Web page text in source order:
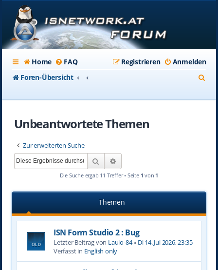
Home FAQ Anmelden
Registrieren
Foren-Übersicht
Unbeantwortete Themen
Zur erweiterten Suche
Suche
Die Suche ergab 11 Treffer • Seite 1 von 1
Themen
ISN Form Studio 2 : Bug
Letzter Beitrag von Laulo-84« Di 14. Jul 2026, 23:35
Verfasst in English only